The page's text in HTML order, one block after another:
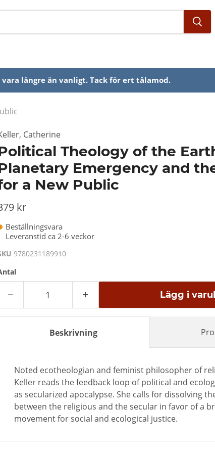
längre än vanligt. Tack för ert tålamod.
Catherine
Theology of the
Emergency and
a New Public
kr
Beställningsvara
Leveranstid ca 2-6 veckor
9780231189910
Lägg i
Beskrivning
Noted ecotheologian and feminist philosopher of
Keller reads the feedback loop of political and
as secularized apocalypse. She calls for dissolving
between the religious and the secular in favor of a
movement for social and ecological justice.